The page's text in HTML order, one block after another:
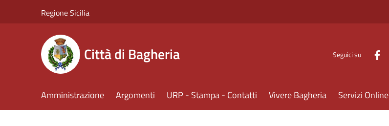
Regione Sicilia
Città di Bagheria Seguici su
Amministrazione Argomenti URP - Stampa - Contatti Vivere Bagheria Servizi Online